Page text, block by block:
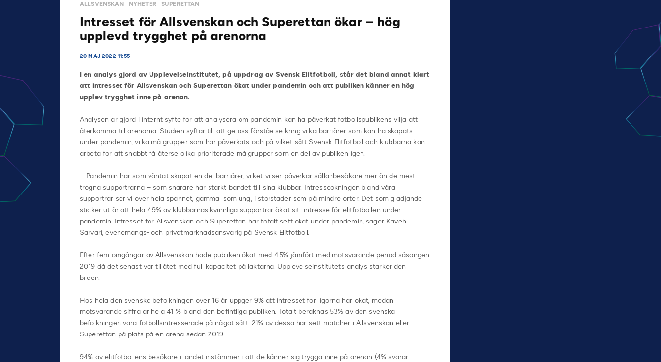
ALLSVENSKAN NYHETER SUPERETTAN
Intresset för Allsvenskan och Superettan ökar – hög
upplevd trygghet på arenorna
20 MAJ 2022 11:55
I en analys gjord av Upplevelseinstitutet, på uppdrag av Svensk Elitfotboll, står det bland annat klart
att intresset för Allsvenskan och Superettan ökat under pandemin och att publiken känner en hög
upplev trygghet inne på arenan.
Analysen är gjord i internt syfte för att analysera om pandemin kan ha påverkat fotbollspublikens vilja att
återkomma till arenorna. Studien syftar till att ge oss förståelse kring vilka barriärer som kan ha skapats
under pandemin, vilka målgrupper som har påverkats och på vilket sätt Svensk Elitfotboll och klubbarna kan
arbeta för att snabbt få återse olika prioriterade målgrupper som en del av publiken igen.
– Pandemin har som väntat skapat en del barriärer, vilket vi ser påverkar sällanbesökare mer än de mest
trogna supportrarna – som snarare har stärkt bandet till sina klubbar. Intresseökningen bland våra
supportrar ser vi över hela spannet, gammal som ung, i storstäder som på mindre orter. Det som glädjande
sticker ut är att hela 49% av klubbarnas kvinnliga supportrar ökat sitt intresse för elitfotbollen under
pandemin. Intresset för Allsvenskan och Superettan har totalt sett ökat under pandemin, säger Kaveh
Sarvari, evenemangs- och privatmarknadsansvarig på Svensk Elitfotboll.
Efter fem omgångar av Allsvenskan hade publiken ökat med 4.5% jämfört med motsvarande period säsongen
2019 då det senast var tillåtet med full kapacitet på läktarna. Upplevelseinstitutets analys stärker den
bilden.
Hos hela den svenska befolkningen över 16 år uppger 9% att intresset för ligorna har ökat, medan
motsvarande siffra är hela 41 % bland den befintliga publiken. Totalt beräknas 53% av den svenska
befolkningen vara fotbollsintresserade på något sätt. 21% av dessa har sett matcher i Allsvenskan eller
Superettan på plats på en arena sedan 2019.
94% av elitfotbollens besökare i landet instämmer i att de känner sig trygga inne på arenan (4% svarar